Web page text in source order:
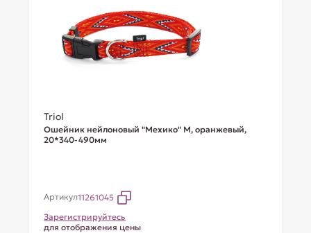
Triol
Ошейник нейлоновый "Мехико" M, оранжевый,
20*340-490мм
Артикул11261045
Зарегистрируйтесь
для отображения цены